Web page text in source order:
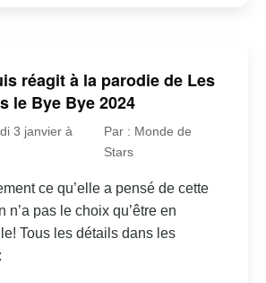
réagit à la parodie de Les
le Bye Bye 2024
3 janvier à
Par : Monde de
Stars
ce qu’elle a pensé de cette
n’a pas le choix qu’être en
Tous les détails dans les